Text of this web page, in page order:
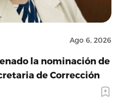
Ago 6, 2026
la nominación de
de Corrección